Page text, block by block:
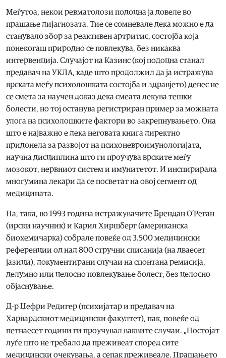
Меѓутоа, некои ревматолози подоцна ја довеле во
прашање дијагнозата. Тие се сомневале дека можно е да
станувало збор за реактивен артритис, состојба која
понекогаш природно се повлекува, без никаква
интервенција. Случајот на Казинс (кој подоцна станал
предавач на УКЛА, каде што продолжил да ја истражува
врската меѓу психолошката состојба и здравјето) денес не
се смета за научен доказ дека смеата лекува тешки
болести, но тој останува регистриран пример за можната
улога на психолошките фактори во закрепнувањето. Она
што е најважно е дека неговата книга директно
придонела за развојот на психоневроимунологијата,
научна дисциплина што ги проучува врските меѓу
мозокот, нервниот систем и имунитетот. И инспирирала
многумина лекари да се посветат на овој сегмент од
медицината.
Па, така, во 1993 година истражувачите Брендан О’Реган
(ирски научник) и Карил Хиршберг (американска
биохемичарка) собрале повеќе од 3.500 медицински
референции од над 800 стручни списанија (на дваесет
јазици), документирани случаи на спонтана ремисија,
делумно или целосно повлекување болест, без целосно
објаснување.
Д-р Џефри Редигер (психијатар и предавач на
Харвардскиот медицински факултет), пак, повеќе од
петнаесет години ги проучувал ваквите случаи. „Постојат
луѓе што не требало да преживеат според сите
медицински очекувања, а сепак преживеале. Прашањето